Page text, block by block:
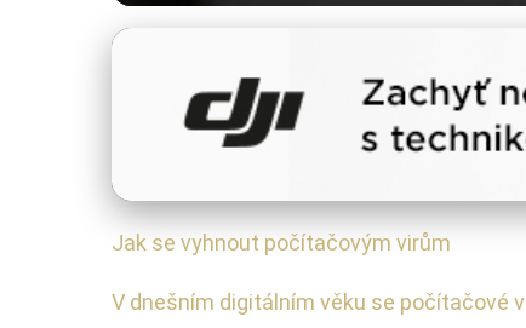
Jak se účinně
Jak se vyhnout počítačovým virům
V dnešním digitálním věku se počítačové